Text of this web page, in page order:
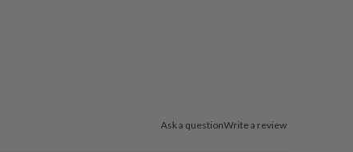
Ask a questionWrite a review